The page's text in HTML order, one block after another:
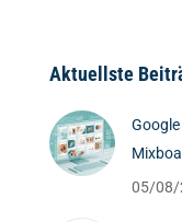
Aktuellste
05/08/